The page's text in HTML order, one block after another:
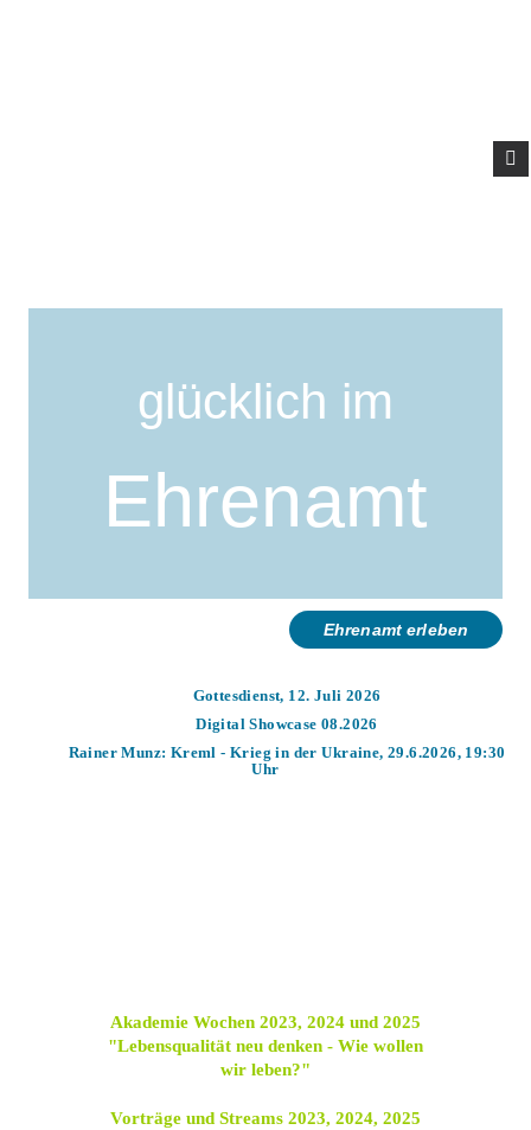
glücklich im
Ehrenamt
Ehrenamt erleben
Gottesdienst, 12. Juli 2026
Digital Showcase 08.2026
Rainer Munz: Kreml - Krieg in der Ukraine, 29.6.2026, 19:30
Uhr
Akademie Wochen 2023, 2024 und 2025
"Lebensqualität neu denken - Wie wollen
wir leben?"
Vorträge und Streams 2023, 2024, 2025